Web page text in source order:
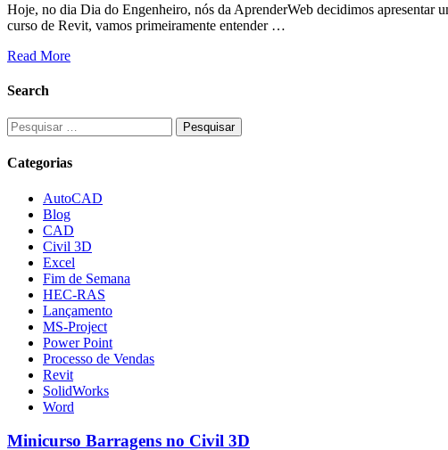
Hoje, no dia Dia do Engenheiro, nós da AprenderWeb decidimos apresentar
curso de Revit, vamos primeiramente entender …
Read More
Search
Pesquisar
por:
Categorias
AutoCAD
Blog
CAD
Civil 3D
Excel
Fim de Semana
HEC-RAS
Lançamento
MS-Project
Power Point
Processo de Vendas
Revit
SolidWorks
Word
Minicurso Barragens no Civil 3D